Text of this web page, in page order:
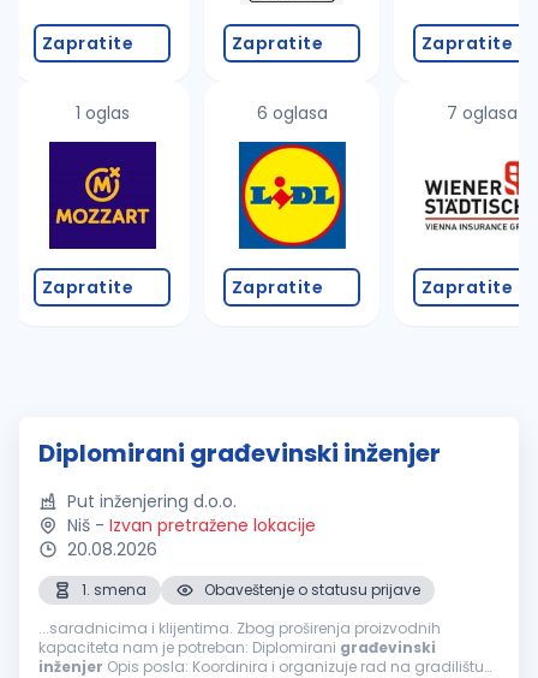
Zapratite
1 oglas
Zapratite
Zapratite
6 oglasa
Zapratite
Zapratite
7 oglasa
Zapratite
Diplomirani građevinski inženjer
Put inženjering d.o.o.
Niš - Izvan pretražene lokacije
20.08.2026
1. smena
Obaveštenje o statusu prijave
...saradnicima i klijentima. Zbog proširenja proizvodnih
kapaciteta nam je potreban: Diplomirani građevinski
inženjer Opis posla: Koordinira i organizuje rad na gradilištu